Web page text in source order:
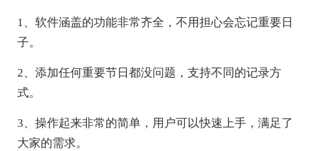
1、软件涵盖的功能非常齐全，不用担心会忘记重要日
子。
2、添加任何重要节日都没问题，支持不同的记录方
式。
3、操作起来非常的简单，用户可以快速上手，满足了
大家的需求。